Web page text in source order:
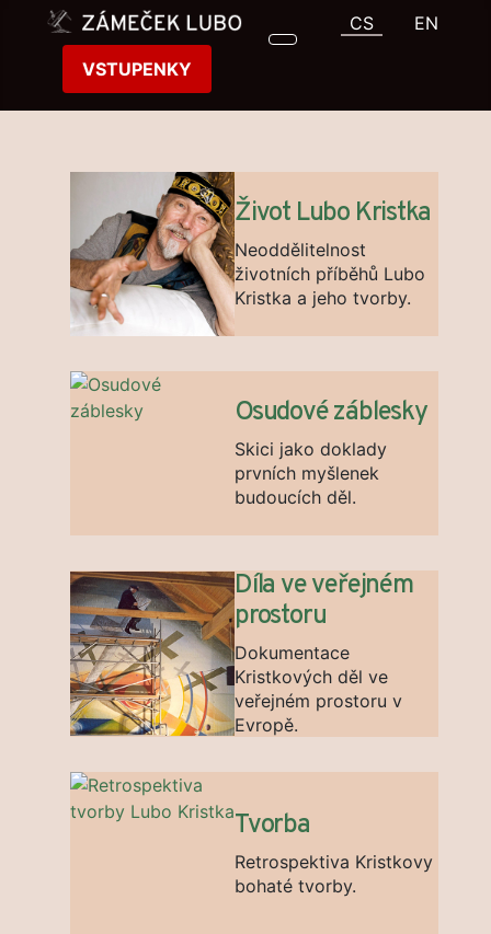
Zvolte jazyk
CS EN
VSTUPENKY
Život Lubo Kristka
Neoddělitelnost
životních příběhů Lubo
Kristka a jeho tvorby.
Osudové záblesky
Skici jako doklady
prvních myšlenek
budoucích děl.
Díla ve veřejném
prostoru
Dokumentace
Kristkových děl ve
veřejném prostoru v
Evropě.
Tvorba
Retrospektiva Kristkovy
bohaté tvorby.